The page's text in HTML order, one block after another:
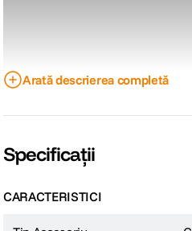
Arată descrierea completă
Specificații
CARACTERISTICI